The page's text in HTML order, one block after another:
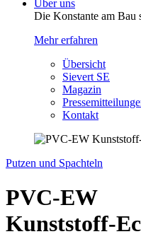
Über uns
Die Konstante am Bau
Mehr erfahren
Übersicht
Sievert SE
Magazin
Kontakt
Putzen und Spachteln
PVC-EW
Kunststoff-